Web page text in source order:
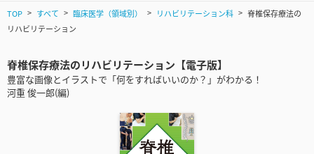
TOP すべて 臨床医学（領域別） リハビリテーション科
脊椎保存療法の
リハビリテーション
脊椎保存療法のリハビリテーション【電子版】
豊富な画像とイラストで「何をすればいいのか？」がわかる！
河重 俊一郎(編)